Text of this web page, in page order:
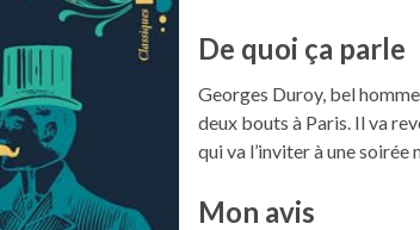
De quoi ça parle
Georges Duroy, bel
deux bouts à Paris. Il va
qui va l’inviter à une
Mon avis